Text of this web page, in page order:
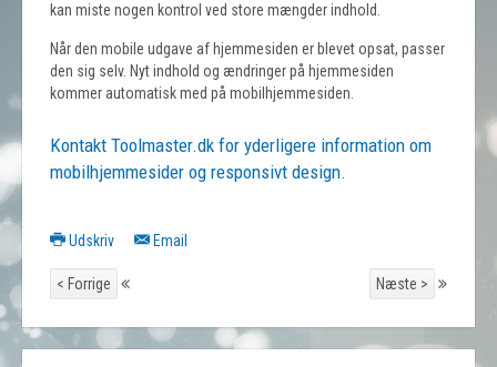
kan miste nogen kontrol ved store mængder indhold.
Når den mobile udgave af hjemmesiden er blevet opsat, passer
den sig selv. Nyt indhold og ændringer på hjemmesiden
kommer automatisk med på mobilhjemmesiden.
Kontakt Toolmaster.dk for yderligere information om
mobilhjemmesider og responsivt design.
Udskriv Email
< Forrige Næste >